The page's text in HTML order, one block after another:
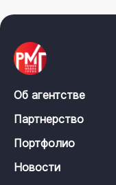
Об агентстве
Партнерство
Портфолио
Новости